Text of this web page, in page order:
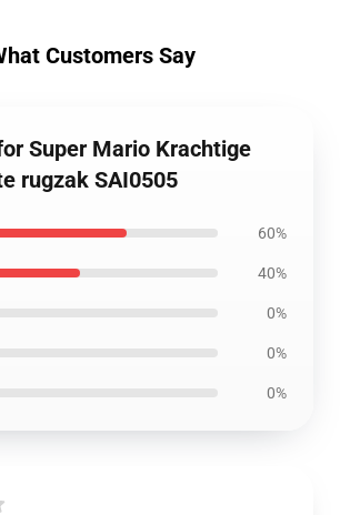
Customers Say
Super Mario Krachtige
rugzak SAI0505
60%
40%
0%
0%
0%